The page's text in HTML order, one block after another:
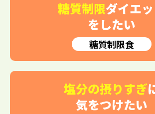
糖質制限ダイエ
をしたい
糖質制限食
塩分の摂りすぎ
気をつけたい